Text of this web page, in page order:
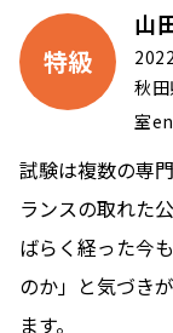
特級
山
秋
室en
試験は複数の専
ランスの取れた
ばらく経った今
のか」と気づき
ます。